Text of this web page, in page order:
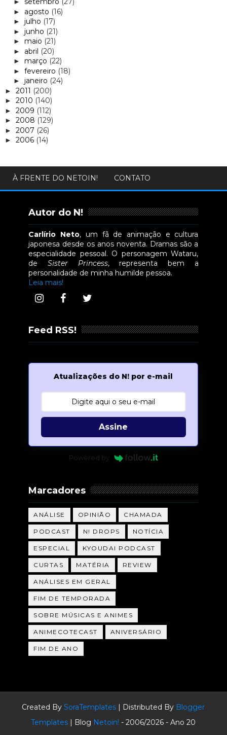
►
► agosto (16)
► julho (17)
► junho (21)
► maio (21)
► abril (20)
► março (22)
► fevereiro (18)
► janeiro (24)
► 2011 (200)
► 2010 (140)
► 2009 (112)
► 2008 (129)
► 2007 (26)
► 2006 (14)
À FRENTE DO NETOIN! CONTATO
Autor do N!
Carlírio Neto, um fã de animação e cultura
japonesa desde os anos noventa. Dramas são a
especialidade pessoal. O personagem Wataru,
deSister Princess, representa bem a
personalidade de minha humilde pessoa.
Leia mais!
Feed RSS!
Atualizações do N! por e-mail
Assine
Powered by
Marcadores
ANÁLISE OPINIÃO CHAMADA
PODCAST N! DROPS NOTÍCIA
ESPECIAL KYOUDAI PODCAST
CURTAS MATÉRIA REVIEW
ANÁLISES EM GERAL
FIM DE TEMPORADA
SOBRE MÚSICAS E ANIMES
ANIMECOTECAST ANIVERSÁRIO
FIM DE ANO
Created BySoraTemplates | Distributed By Blogger
Templates | Blog Netoin! - 2006/2026 - Ano 20